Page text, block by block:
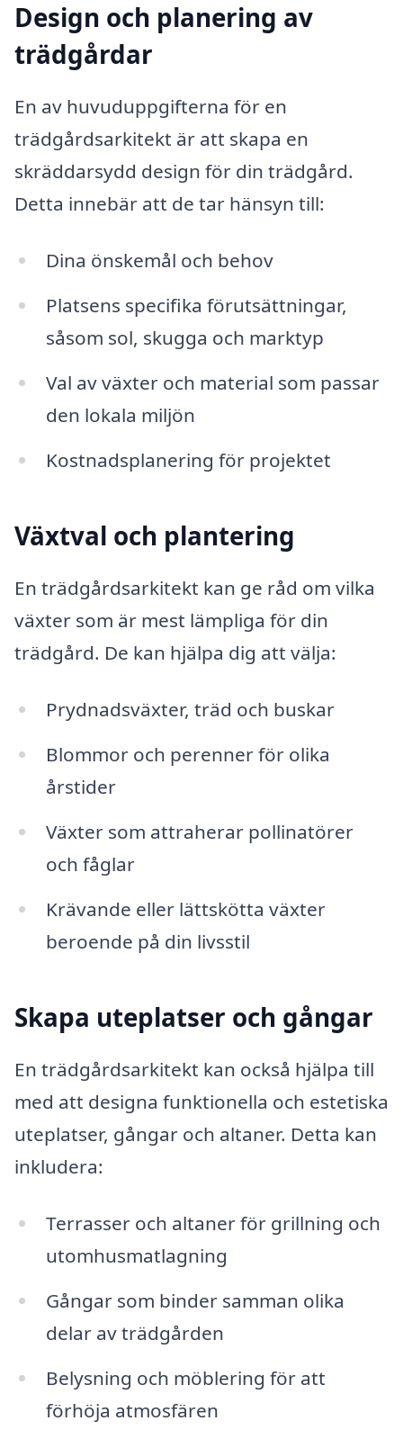
Design och planering av
trädgårdar
En av huvuduppgifterna för en
trädgårdsarkitekt är att skapa en
skräddarsydd design för din trädgård.
Detta innebär att de tar hänsyn till:
Dina önskemål och behov
Platsens specifika förutsättningar,
såsom sol, skugga och marktyp
Val av växter och material som passar
den lokala miljön
Kostnadsplanering för projektet
Växtval och plantering
En trädgårdsarkitekt kan ge råd om vilka
växter som är mest lämpliga för din
trädgård. De kan hjälpa dig att välja:
Prydnadsväxter, träd och buskar
Blommor och perenner för olika
årstider
Växter som attraherar pollinatörer
och fåglar
Krävande eller lättskötta växter
beroende på din livsstil
Skapa uteplatser och gångar
En trädgårdsarkitekt kan också hjälpa till
med att designa funktionella och estetiska
uteplatser, gångar och altaner. Detta kan
inkludera:
Terrasser och altaner för grillning och
utomhusmatlagning
Gångar som binder samman olika
delar av trädgården
Belysning och möblering för att
förhöja atmosfären